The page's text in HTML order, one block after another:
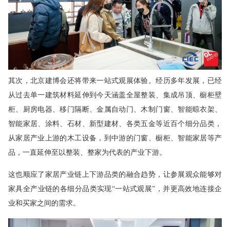
其次，北京建博会还将带来一站式观展体验。经历多年发展，已经
从过去单一建筑材料延伸到今天涵盖全屋整装、集成吊顶、橱柜壁
柜、厨房电器、移门隔断、金属自动门、木制门窗、智能晾衣架、
智能家居、涂料、石材、新型建材、各类五金等近百个细分品类，
从家居产业上游的木工设备，到中游的门窗、橱柜、智能家居等产
品，一直延伸至以整装、整家为代表的产业下游。
这也顺应了家居产业链上下游品类的融合趋势，让参展观众能够对
家具全产业链的各细分品类实现“一站式观展”，并更高效地连接企
业和买家之间的需求。